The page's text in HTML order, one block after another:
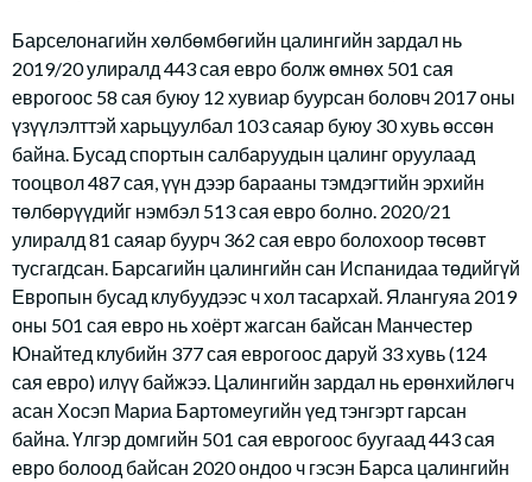
Барселонагийн хөлбөмбөгийн цалингийн зардал нь
2019/20 улиралд 443 сая евро болж өмнөх 501 сая
еврогоос 58 сая буюу 12 хувиар буурсан боловч 2017 оны
үзүүлэлттэй харьцуулбал 103 саяар буюу 30 хувь өссөн
байна. Бусад спортын салбаруудын цалинг оруулаад
тооцвол 487 сая, үүн дээр барааны тэмдэгтийн эрхийн
төлбөрүүдийг нэмбэл 513 сая евро болно. 2020/21
улиралд 81 саяар буурч 362 сая евро болохоор төсөвт
тусгагдсан. Барсагийн цалингийн сан Испанидаа төдийгүй
Европын бусад клубуудээс ч хол тасархай. Ялангуяа 2019
оны 501 сая евро нь хоёрт жагсан байсан Манчестер
Юнайтед клубийн 377 сая еврогоос даруй 33 хувь (124
сая евро) илүү байжээ. Цалингийн зардал нь ерөнхийлөгч
асан Хосэп Мариа Бартомеугийн үед тэнгэрт гарсан
байна. Үлгэр домгийн 501 сая еврогоос буугаад 443 сая
евро болоод байсан 2020 ондоо ч гэсэн Барса цалингийн